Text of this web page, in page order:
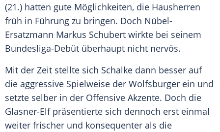
(21.) hatten gute Möglichkeiten, die Hausherren
früh in Führung zu bringen. Doch Nübel-
Ersatzmann Markus Schubert wirkte bei seinem
Bundesliga-Debüt überhaupt nicht nervös.
Mit der Zeit stellte sich Schalke dann besser auf
die aggressive Spielweise der Wolfsburger ein und
setzte selber in der Offensive Akzente. Doch die
Glasner-Elf präsentierte sich dennoch erst einmal
weiter frischer und konsequenter als die